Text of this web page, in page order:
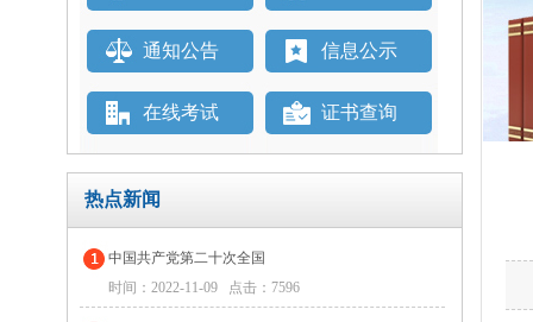
通知公告 信息公示
在线考试 证书查询
热点新闻
中国共产党第二十次全国
时间：2022-11-09 点击：7596